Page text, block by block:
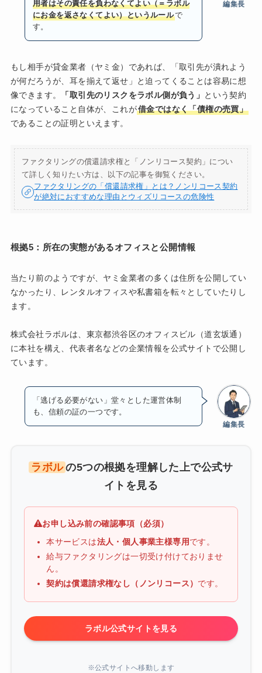
編集長
用者はその責任を負わなくてよい（＝ラボル
にお金を返さなくてよい）というルールで
す。
もし相手が貸金業者（ヤミ金）であれば、「取引先が潰れよう
が何だろうが、耳を揃えて返せ」と迫ってくることは容易に想
像できます。
「取引先のリスクをラボル側が負う」 という契約
になっていること自体が、これが借金ではなく「債権の売買」
であることの証明といえます。
ファクタリングの償還請求権と「ノンリコース契約」につい
て詳しく知りたい方は、以下の記事を御覧ください。
ファクタリングの「償還請求権」とは？ノンリコース契約
が絶対におすすめな理由とウィズリコースの危険性
根拠5：所在の実態があるオフィスと公開情報
当たり前のようですが、ヤミ金業者の多くは住所を公開してい
なかったり、レンタルオフィスや私書箱を転々としていたりし
ます。
株式会社ラボルは、東京都渋谷区のオフィスビル（道玄坂通）
に本社を構え、代表者名などの企業情報を公式サイトで公開し
ています。
編集長
「逃げる必要がない」堂々とした運営体制
も、信頼の証の一つです。
ラボル の5つの根拠を理解した上で公式サ
イトを見る
お申し込み前の確認事項（必須）
本サービスは法人・個人事業主様専用です。
給与ファクタリングは一切受け付けておりませ
ん。
契約は償還請求権なし（ノンリコース） です。
ラボル公式サイトを見る
※公式サイトへ移動します